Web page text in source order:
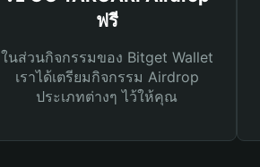
ฟรี
ในส่วนกิจกรรมของ Bitget Wallet
เราได้เตรียมกิจกรรม Airdrop
ประเภทต่างๆ ไว้ให้คุณ